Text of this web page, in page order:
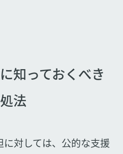
知っておくべき
法
対しては、公的な支援